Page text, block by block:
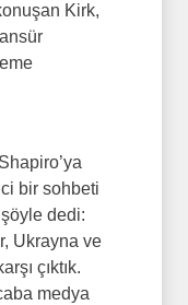
Kirk,
bir sohbeti
şöyle dedi:
Ukrayna ve
çıktık.
medya